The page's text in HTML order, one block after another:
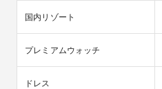
国内リゾート
プレミアムウォッチ
ドレス